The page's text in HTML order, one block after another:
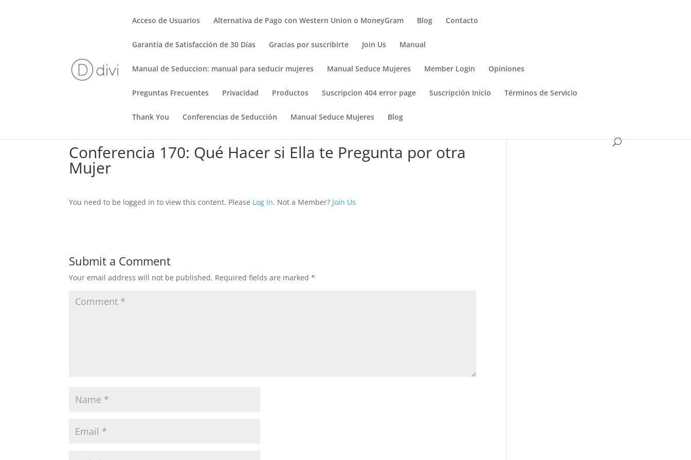
Acceso de Usuarios Alternativa de Pago con Western Union o MoneyGram Blog Contacto
Garantía de Satisfacción de 30 Días Gracias por suscribirte Join Us Manual
Manual de Seduccion: manual para seducir mujeres Manual Seduce Mujeres Member Login Opiniones
Preguntas Frecuentes Privacidad Productos Suscripcion 404 error page Suscripción Inicio Términos de Servicio
Thank You Conferencias de Seducción Manual Seduce Mujeres Blog
Conferencia 170: Qué Hacer si Ella te Pregunta por otra
Mujer
You need to be logged in to view this content. Please Log In. Not a Member? Join Us
Submit a Comment
Your email address will not be published. Required fields are marked*